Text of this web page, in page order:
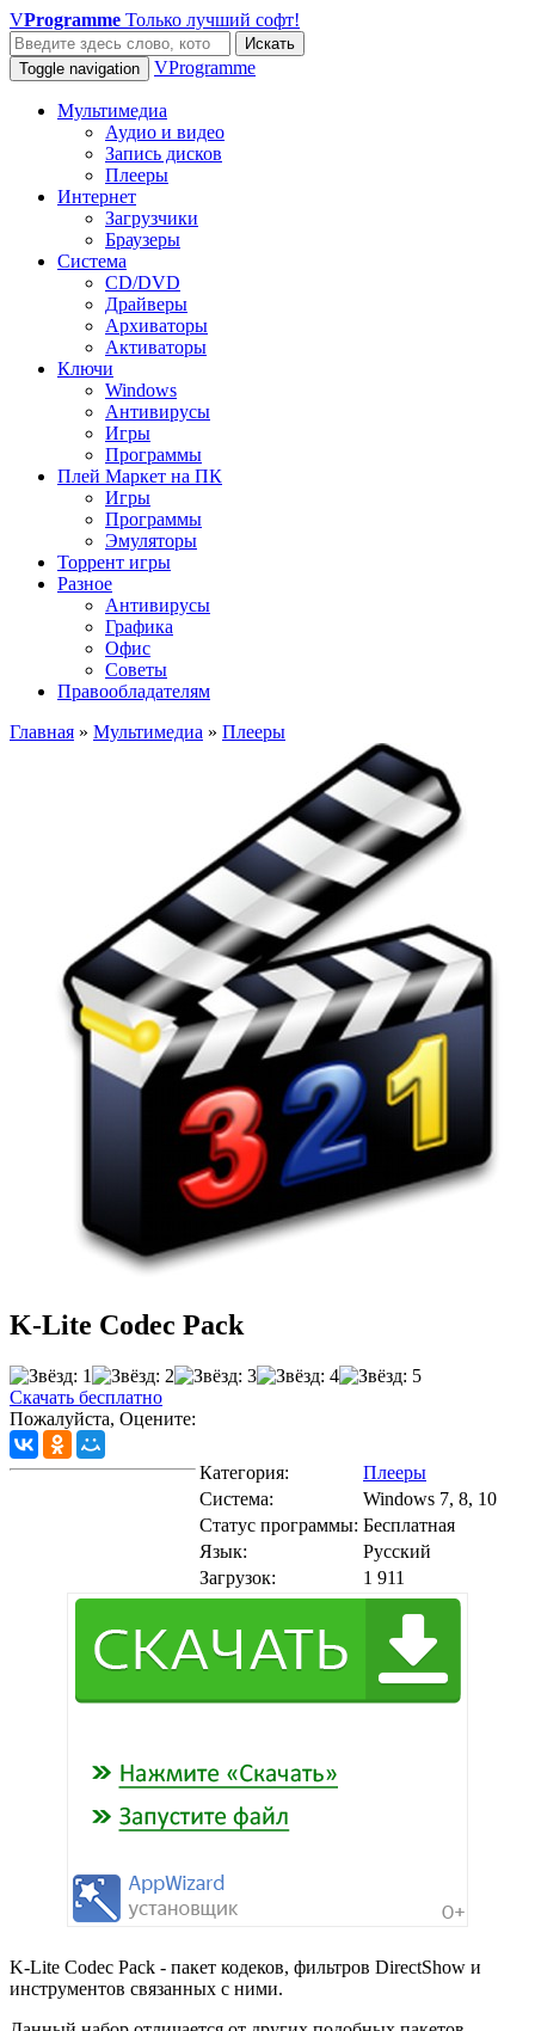
VProgramme Только лучший софт!
Искать
Toggle navigation
VProgramme
Мультимедиа
Аудио и видео
Запись дисков
Плееры
Интернет
Загрузчики
Браузеры
Система
CD/DVD
Драйверы
Архиваторы
Активаторы
Ключи
Windows
Антивирусы
Игры
Программы
Плей Маркет на ПК
Игры
Программы
Эмуляторы
Торрент игры
Разное
Антивирусы
Графика
Офис
Советы
Правообладателям
Главная » Мультимедиа » Плееры
K-Lite Codec Pack
Скачать бесплатно
Пожалуйста, Оцените:
Категория:
Плееры
Система:
Windows 7, 8, 10
Статус программы: Бесплатная
Язык:
Русский
Загрузок:
1 911
K-Lite Codec Pack - пакет кодеков, фильтров DirectShow и
инструментов связанных с ними.